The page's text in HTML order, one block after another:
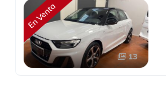
En Venta
13